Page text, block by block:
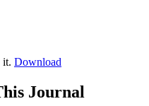
it. Download
Journal